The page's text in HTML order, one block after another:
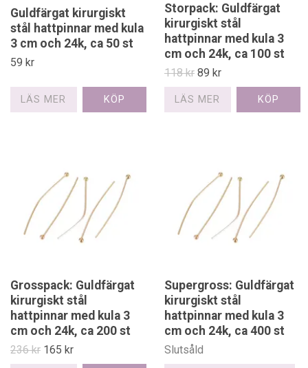
Guldfärgat kirurgiskt
stål hattpinnar med kula
3 cm och 24k, ca 50 st
59 kr
LÄS MER
Storpack: Guldfärgat
kirurgiskt stål
hattpinnar med kula 3
cm och 24k, ca 100 st
118 kr 89 kr
LÄS MER
Grosspack: Guldfärgat
kirurgiskt stål
hattpinnar med kula 3
cm och 24k, ca 200 st
236 kr 165 kr
Supergross: Guldfärgat
kirurgiskt stål
hattpinnar med kula 3
cm och 24k, ca 400 st
Slutsåld